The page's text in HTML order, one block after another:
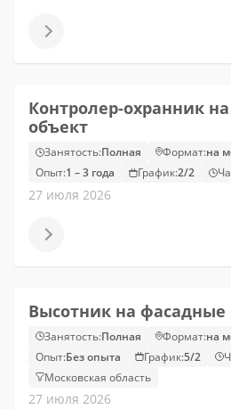
Контролер-охранник
объект
Занятость:Полная Формат:на
Опыт:1 – 3 года График:2/2
27 июля 2026
Высотник на фасадные
Занятость:Полная Формат:на
Опыт:Без опыта График:5/2
Московская область
27 июля 2026